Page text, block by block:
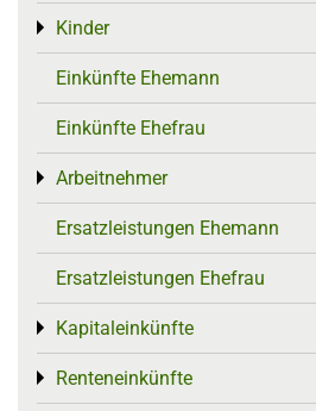
Kinder
Toggle menu
Einkünfte Ehemann
Einkünfte Ehefrau
Arbeitnehmer
Toggle menu
Ersatzleistungen Ehemann
Ersatzleistungen Ehefrau
Kapitaleinkünfte
Toggle menu
Renteneinkünfte
Toggle menu